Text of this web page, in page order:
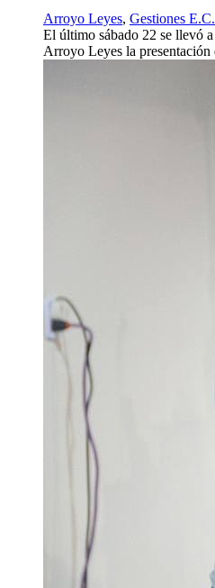
Arroyo Leyes, Gestiones E.C.
El último sábado 22 se llevó
Arroyo Leyes la presentación